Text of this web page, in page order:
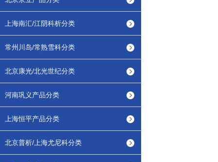
上海南汇/江阴科析分类
常州川岛/常熟雪科分类
北京康光/北光世纪分类
河南巩义产品分类
上海恒平产品分类
北京普析/上海尤尼科分类